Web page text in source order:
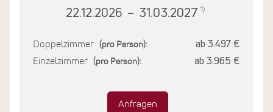
22.12.2026 – 31.03.2027 1)
Doppelzimmer (pro Person):
ab 3.497 €
Einzelzimmer
(pro Person): ab 3.965 €
Anfragen